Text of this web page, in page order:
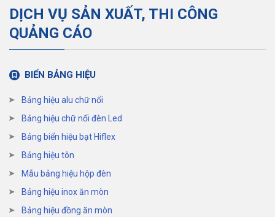
DỊCH VỤ SẢN XUẤT, THI CÔNG
QUẢNG CÁO
BIỂN BẢNG HIỆU
Bảng hiệu alu chữ nổi
Bảng hiệu chữ nổi đèn Led
Bảng biển hiệu bạt Hiflex
Bảng hiệu tôn
Mẫu bảng hiệu hộp đèn
Bảng hiệu inox ăn mòn
Bảng hiệu đồng ăn mòn